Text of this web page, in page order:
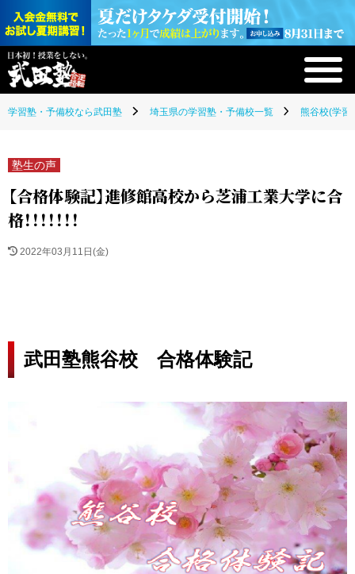
学習塾・予備校なら武田塾 埼玉県の学習塾・予備校一覧 熊谷校(学習
塾生の声
【合格体験記】進修館高校から芝浦工業大学に合
格！！！！！！！
2022年03月11日(金)
武田塾熊谷校 合格体験記